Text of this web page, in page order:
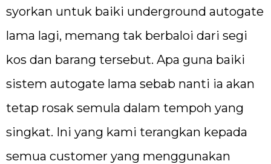
syorkan untuk baiki underground autogate
lama lagi, memang tak berbaloi dari segi
kos dan barang tersebut. Apa guna baiki
sistem autogate lama sebab nanti ia akan
tetap rosak semula dalam tempoh yang
singkat. Ini yang kami terangkan kepada
semua customer yang menggunakan